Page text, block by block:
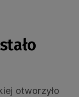
otworzyło